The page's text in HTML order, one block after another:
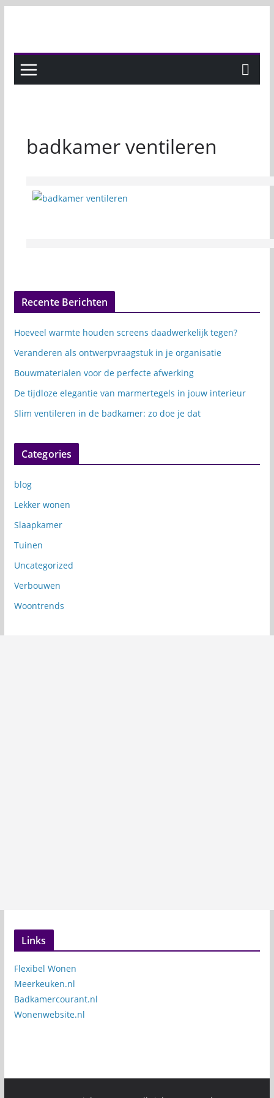
badkamer ventileren
Recente Berichten
Hoeveel warmte houden screens daadwerkelijk tegen?
Veranderen als ontwerpvraagstuk in je organisatie
Bouwmaterialen voor de perfecte afwerking
De tijdloze elegantie van marmertegels in jouw interieur
Slim ventileren in de badkamer: zo doe je dat
Categories
blog
Lekker wonen
Slaapkamer
Tuinen
Uncategorized
Verbouwen
Woontrends
Links
Flexibel Wonen
Meerkeuken.nl
Badkamercourant.nl
Wonenwebsite.nl